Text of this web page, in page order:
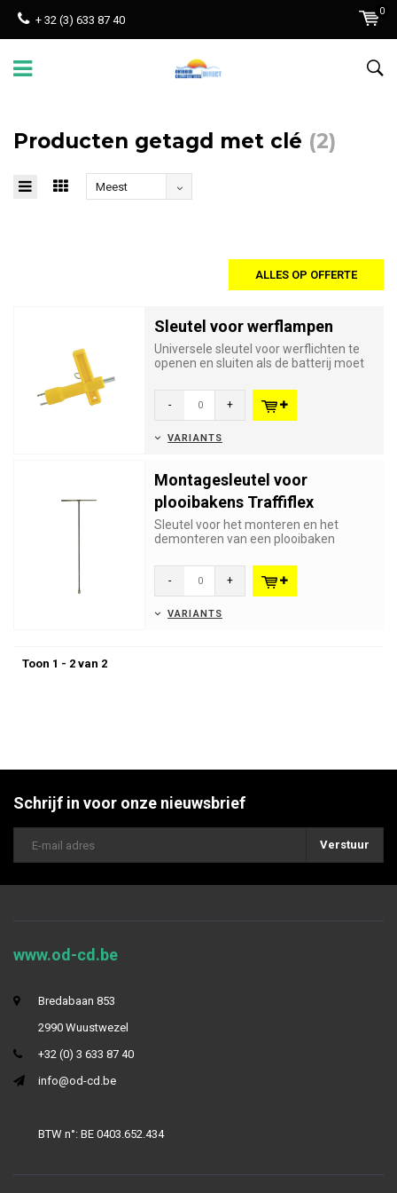
+ 32 (3) 633 87 40
0
Producten getagd met clé (2)
Meest
ALLES OP OFFERTE
Sleutel voor werflampen
Universele sleutel voor werflichten te
openen en sluiten als de batterij moet
- +
VARIANTS
Montagesleutel voor
plooibakens Traffiflex
Sleutel voor het monteren en het
demonteren van een plooibaken
- +
VARIANTS
Toon 1 - 2 van 2
Schrijf in voor onze nieuwsbrief
Verstuur
www.od-cd.be
Bredabaan 853
2990 Wuustwezel
+32 (0) 3 633 87 40
info@od-cd.be
BTW n°: BE 0403.652.434